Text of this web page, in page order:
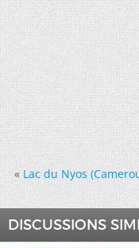
« Lac du Nyos
DISCUSSIONS